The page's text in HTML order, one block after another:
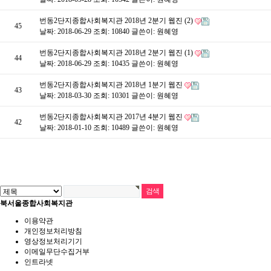
45
번동2단지종합사회복지관 2018년 2분기 웹진 (2)
날짜: 2018-06-29 조회: 10840 글쓴이: 원혜영
44
번동2단지종합사회복지관 2018년 2분기 웹진 (1)
날짜: 2018-06-29 조회: 10435 글쓴이: 원혜영
43
번동2단지종합사회복지관 2018년 1분기 웹진
날짜: 2018-03-30 조회: 10301 글쓴이: 원혜영
42
번동2단지종합사회복지관 2017년 4분기 웹진
날짜: 2018-01-10 조회: 10489 글쓴이: 원혜영
북서울종합사회복지관
이용약관
개인정보처리방침
영상정보처리기기
이메일무단수집거부
인트라넷